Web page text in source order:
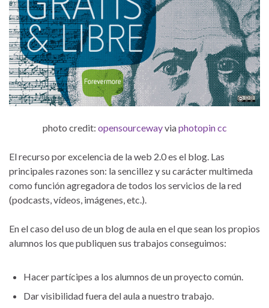
photo credit: opensourcewayviaphotopincc
El recurso por excelencia de la web 2.0 es el blog. Las
principales razones son: la sencillez y su carácter multimeda
como función agregadora de todos los servicios de la red
(podcasts, vídeos, imágenes, etc.).
En el caso del uso de un blog de aula en el que sean los propios
alumnos los que publiquen sus trabajos conseguimos:
Hacer partícipes a los alumnos de un proyecto común.
Dar visibilidad fuera del aula a nuestro trabajo.